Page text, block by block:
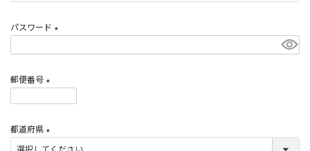
必
)
パスワード
郵便番号
須
)
都道府県
(